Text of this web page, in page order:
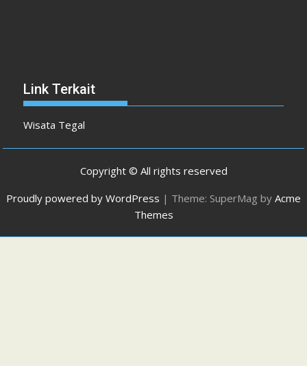
Link Terkait
Wisata Tegal
Copyright © All rights reserved
Proudly powered by WordPress | Theme: SuperMag by Acme
Themes